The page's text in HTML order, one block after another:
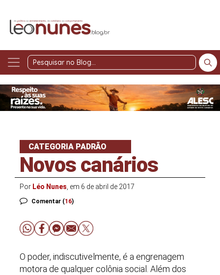
Pesquisar
Blog
CATEGORIA PADRÃO
Novos canários
Por Léo Nunes , em 6 de abril de 2017
Comentar (16)
O poder, indiscutivelmente, é a engrenagem
motora de qualquer colônia social. Além dos